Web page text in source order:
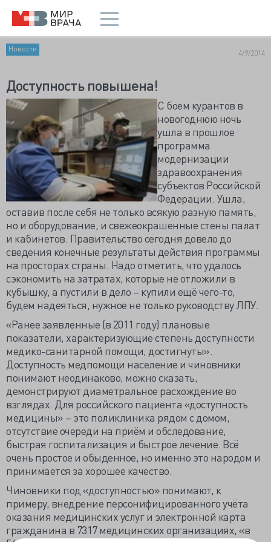
Новости 4/9/2014
Доступность повышена!
С боем курантов в
новогоднюю ночь
ушла в прошлое
программа
модернизации
здравоохранения
субъектов Российской
Федерации. Ушла,
оставив после себя не только всякую разную память,
но и оборудование, и свежеокрашенные стены палат
и кабинетов. Правительство сегодня довело до
сведения конечные результаты действия программы
на просторах страны. Надо отметить, что удалось
сэкономить на затратах, которые не отложили в
кубышку, а пустили в дело – купили ещё чего-то,
будем надеяться, нужное не только руководству ЛПУ.
«Ранее заявленные (в 2011 году) плановые
показатели, характеризующие степень доступности
медико-санитарной помощи, достигнуты».
Доступность медпомощи население и чиновники
понимают неодинаково, можно сказать,
демонстрируют диаметральное расхождение во
взглядах. Для российского пациента «доступность
медицины» – это поликлиника рядом с домом,
отсутствие очереди на приём и обследование,
быстрая госпитализация и быстрое лечение. Всё
очень простое и обыденное, но именно это народом и
принимается за хорошее качество.
Чиновники под «доступностью» понимают, к
примеру, внедрение персонифицированного учёта
оказания медицинских услуг и электронной карта
гражданина в 7317 медицинских организациях, «в